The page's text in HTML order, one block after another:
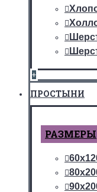
+
ПРОСТЫНИ
РАЗМЕРЫ